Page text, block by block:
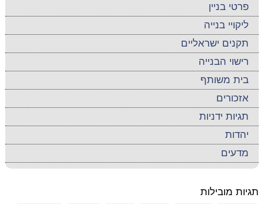
פרטי בניין
ליקויי בנייה
תקנים ישראליים
רישוי הבנייה
בית משותף
אזכורים
תגיות ידניות
יהדות
מדעים
תגיות מובילות